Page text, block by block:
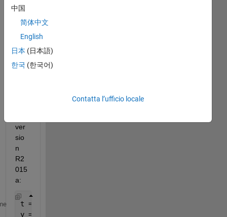
Hell
was
tryi
ng
ver
sio
n
R2
015
a:
t = 0:seconds(30):minutes(3);
y = rand(1,7);
中国
简体中文
English
日本 (日本語)
한국 (한국어)
Contatta l’ufficio locale